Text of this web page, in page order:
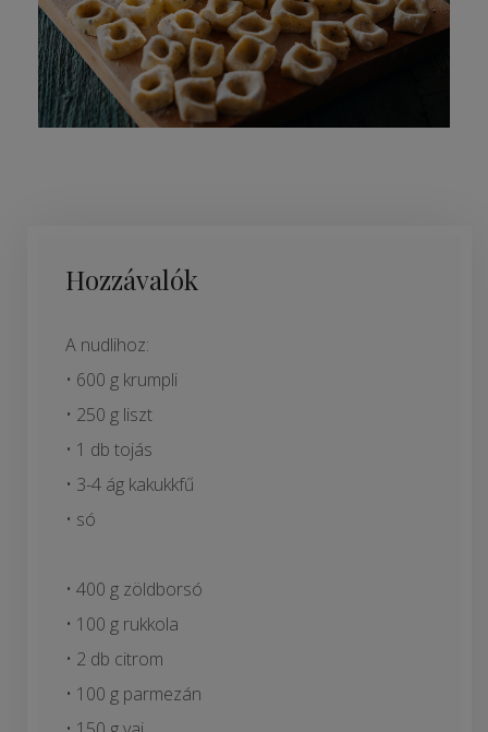
Hozzávalók
A nudlihoz:
• 600 g krumpli
• 250 g liszt
• 1 db tojás
• 3-4 ág kakukkfű
• só
• 400 g zöldborsó
• 100 g rukkola
• 2 db citrom
• 100 g parmezán